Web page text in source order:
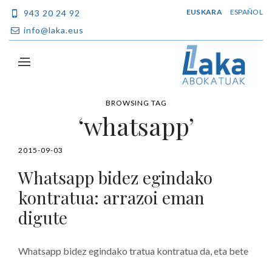
943 20 24 92
info@laka.eus
EUSKARA ESPAÑOL
BROWSING TAG
‘whatsapp’
2015-09-03
Whatsapp bidez egindako
kontratua: arrazoi eman
digute
Whatsapp bidez egindako tratua kontratua da, eta bete